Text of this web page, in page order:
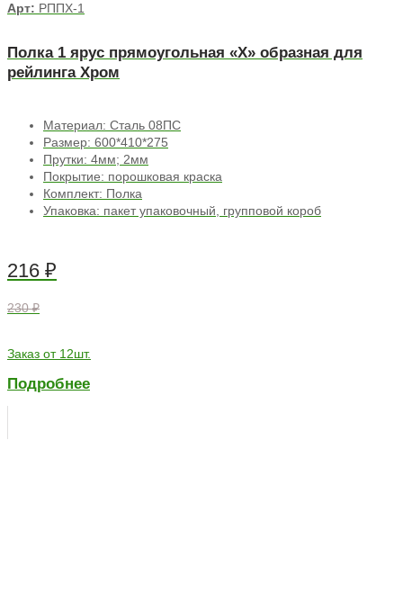
Арт: РППХ-1
Полка 1 ярус прямоугольная «Х» образная для
рейлинга Хром
Материал: Сталь 08ПС
Размер: 600*410*275
Прутки: 4мм; 2мм
Покрытие: порошковая краска
Комплект: Полка
Упаковка: пакет упаковочный, групповой короб
216 ₽
230 ₽
Заказ от 12шт.
Подробнее